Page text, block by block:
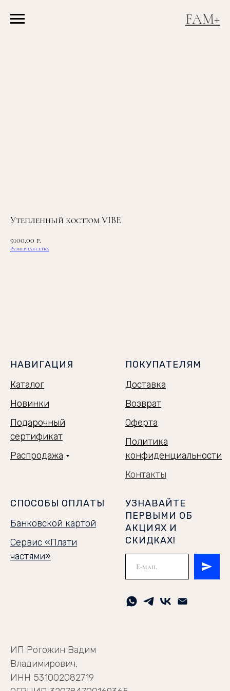
FAM+
Утепленный костюм VIBE
9100,00 р.
Размерная сетка
НАВИГАЦИЯ
Каталог
Новинки
Подарочный
сертификат
Распродажа
ПОКУПАТЕЛЯМ
Доставка
Возврат
Оферта
Политика
конфиденциальности
Контакты
СПОСОБЫ ОПЛАТЫ
Банковской картой
Сервис «Плати
частями»
УЗНАВАЙТЕ
ПЕРВЫМИ ОБ
АКЦИЯХ И
СКИДКАХ!
ИП Рогожин Вадим
Владимирович,
ИНН 531002082719